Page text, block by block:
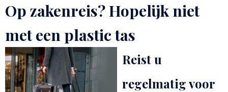
Op zakenreis? Hopelijk niet
met een plastic tas
Reist u
regelmatig voor
HEREN